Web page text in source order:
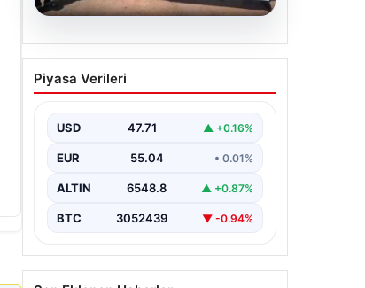
06.08.2026
Bağımsız Maden-İş:
‘Verilen sözler tutulmadı,
Piyasa Verileri
USD 47.71 ▲ +0.16%
EUR 55.04 • 0.01%
ALTIN 6548.8 ▲ +0.87%
BTC 3052439 ▼ -0.94%